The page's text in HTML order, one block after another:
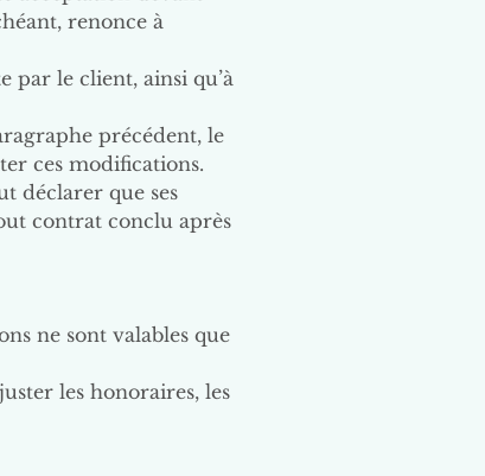
renonce à
par le client, ainsi qu’à
précédent, le
ces modifications.
déclarer que ses
contrat conclu après
ne sont valables que
les honoraires, les